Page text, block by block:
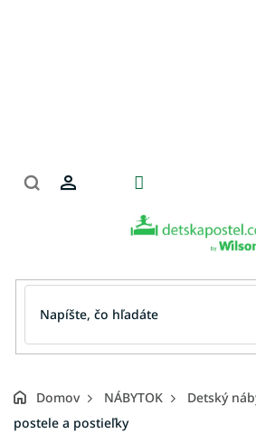
Domov NÁBYTOK Detský
postele a postieľky